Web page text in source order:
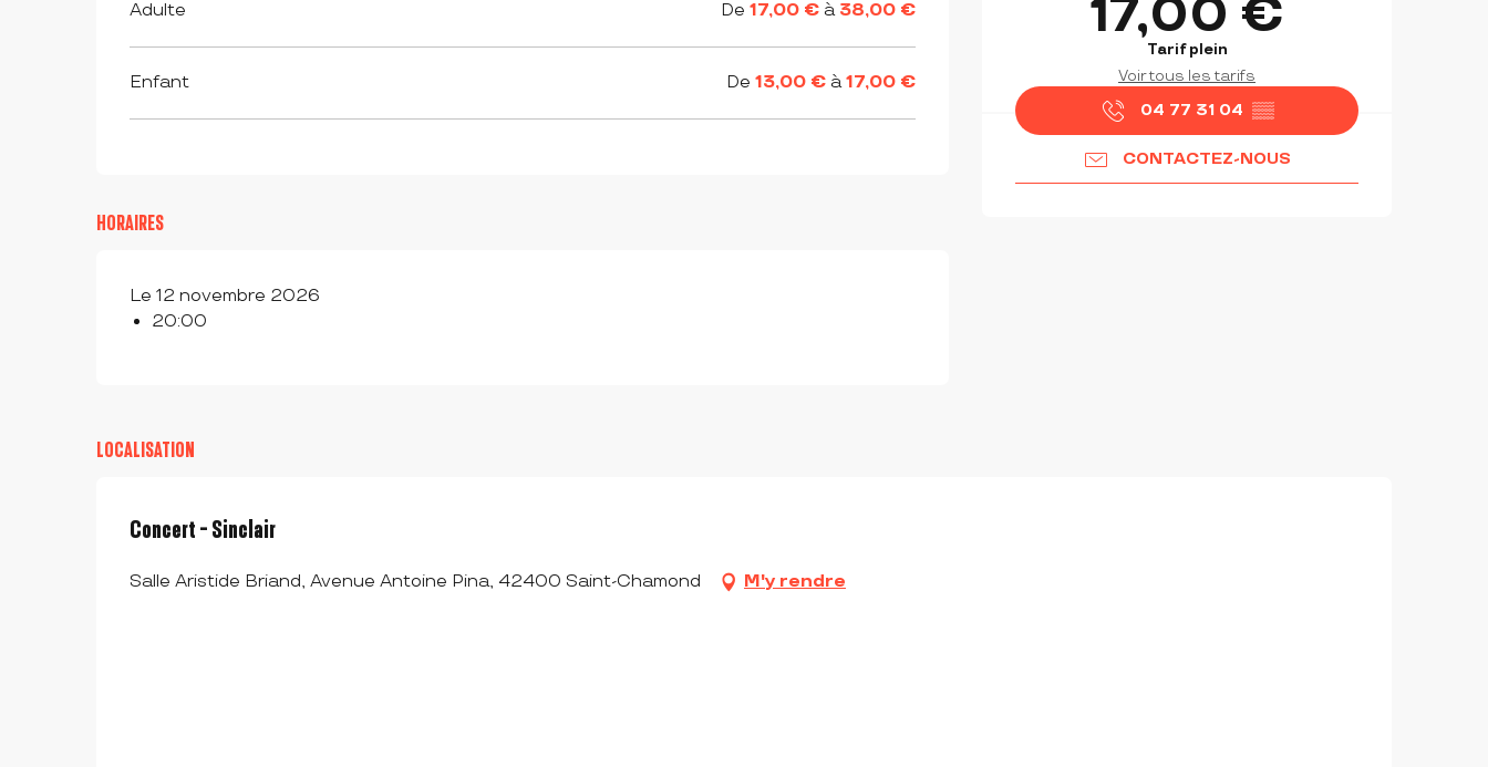
17,00 €
Tarif plein
Voir tous les tarifs
04 77 31 04 ▒▒
CONTACTEZ-NOUS
Adulte De17,00 € à 38,00 €
Enfant De13,00 € à17,00 €
HORAIRES
Le 12 novembre 2026
20:00
LOCALISATION
Concert - Sinclair
Salle Aristide Briand, Avenue Antoine Pina, 42400 Saint-Chamond M'y rendre